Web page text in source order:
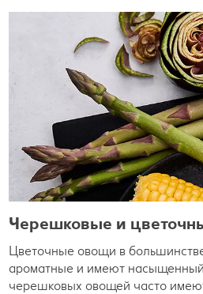
Черешковые и
Цветочные овощи в
ароматные и имеют
черешковых овощей часто